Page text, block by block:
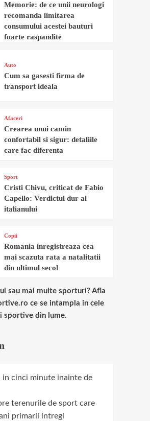
Memorie: de ce unii neurologi
recomanda limitarea
consumului acestei bauturi
foarte raspandite
Auto
Cum sa gasesti firma de
transport ideala
Afaceri
Crearea unui camin
confortabil si sigur: detaliile
care fac diferenta
Sport
Cristi Chivu, criticat de Fabio
Capello: Verdictul dur al
italianului
Copii
Romania inregistreaza cea
mai scazuta rata a natalitatii
din ultimul secol
sau mai multe sporturi? Afla
ce se intampla in cele
sportive din lume.
in cinci minute inainte de
terenurile de sport care
primarii intregi